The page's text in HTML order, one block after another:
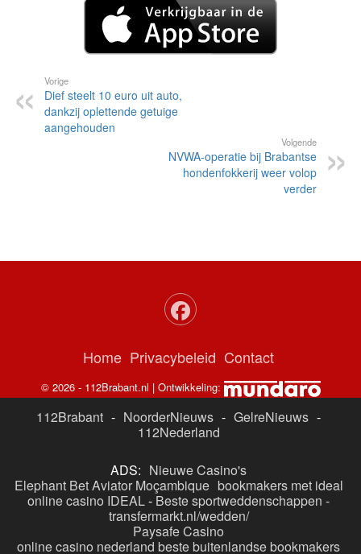
Vorige
Dief steelt 10 euro uit auto,
dankzij oplettende getuige
aangehouden
Volgende
NVWA-operatie bij Brabantse
hondenfokkerij weer volop
verder
Home Privacybeleid Contact
© 2026 - 112Brabant.nl | Ontwikkeling:
112Brabant - NoorderNieuws - GelreNieuws -
112Nederland
ADS: Nieuwe Casino's
Elephant Bet Aviator Moçambique bookmakers met ideal
online casino IDEAL- Beste sportweddenschappen -
transfermarkt.nl/wedden/
Paysafe Casino
online casino nederland beste buitenlandse bookmakers